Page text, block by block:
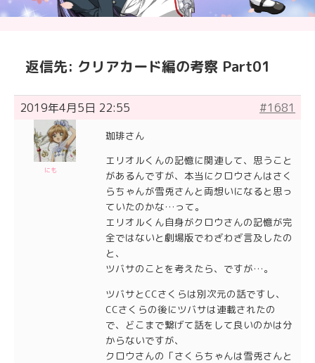
返信先: クリアカード編の考察 Part01
2019年4月5日 22:55 #1681
にも
珈琲さん
エリオルくんの記憶に関連して、思うこと
があるんですが、本当にクロウさんはさく
らちゃんが雪兎さんと両想いになると思っ
ていたのかな…って。
エリオルくん自身がクロウさんの記憶が完
全ではないと劇場版でわざわざ言及したの
と、
ツバサのことを考えたら、ですが…。
ツバサとCCさくらは別次元の話ですし、
CCさくらの後にツバサは連載されたの
で、どこまで繋げて話をして良いのかは分
からないですが、
クロウさんの「さくらちゃんは雪兎さんと